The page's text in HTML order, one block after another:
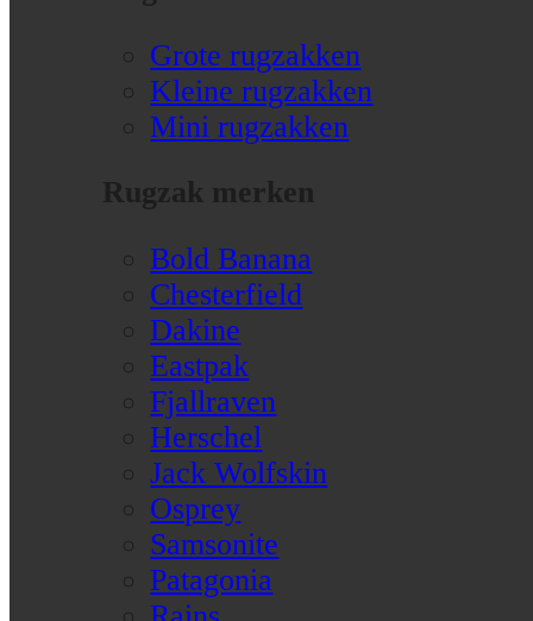
Grote rugzakken
Kleine rugzakken
Mini rugzakken
Rugzak merken
Bold Banana
Chesterfield
Dakine
Eastpak
Fjallraven
Herschel
Jack Wolfskin
Osprey
Samsonite
Patagonia